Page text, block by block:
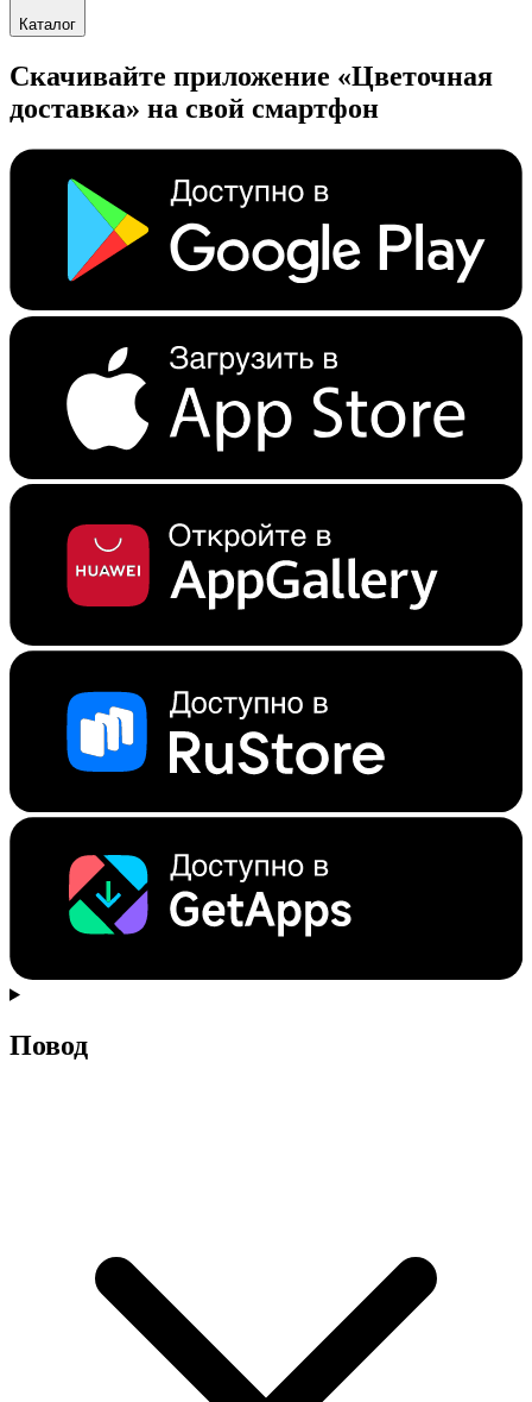
Каталог
Скачивайте приложение «Цветочная
доставка» на свой смартфон
Повод